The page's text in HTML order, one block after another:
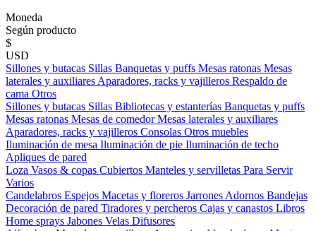
Moneda
Según producto
$
USD
Sillones y butacas Sillas Banquetas y puffs Mesas ratonas Mesas
laterales y auxiliares Aparadores, racks y vajilleros Respaldo de
cama Otros
Sillones y butacas Sillas Bibliotecas y estanterías Banquetas y puffs
Mesas ratonas Mesas de comedorMesas laterales y auxiliares
Aparadores, racks y vajilleros Consolas Otros muebles
Iluminación de mesa Iluminación de pie Iluminación de techo
Apliques de pared
Loza Vasos & copas Cubiertos Manteles y servilletas Para Servir
Varios
Candelabros Espejos Macetas y floreros Jarrones Adornos Bandejas
Decoración de pared Tiradores y percheros Cajas y canastos Libros
Home sprays Jabones Velas Difusores